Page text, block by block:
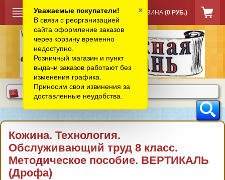
КОРЗИНА (0 РУБ.)
Кожина. Технология.
Обслуживающий труд 8 класс.
Методическое пособие. ВЕРТИКАЛЬ
(Дрофа)
Уважаемые покупатели!
В связи с реорганизацией
сайта оформление заказов
через корзину временно
недоступно.
Розничный магазин и пункт
выдачи заказов работают без
изменения графика.
Приносим свои извинения за
доставленные неудобства.
×